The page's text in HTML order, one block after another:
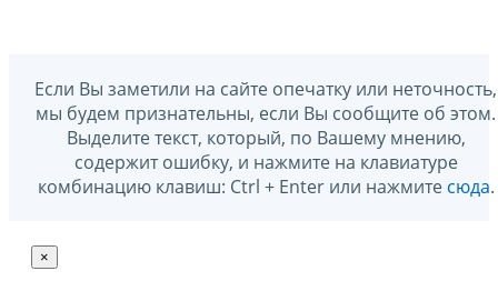
Если Вы заметили на сайте опечатку или неточность,
мы будем признательны, если Вы сообщите об этом.
Выделите текст, который, по Вашему мнению,
содержит ошибку, и нажмите на клавиатуре
комбинацию клавиш: Ctrl + Enter или нажмите сюда.
×